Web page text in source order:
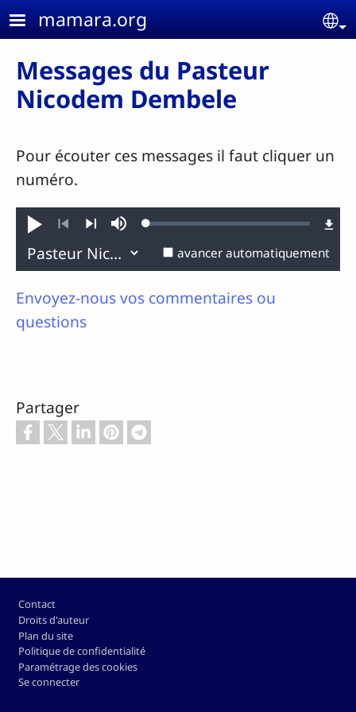
Aller au contenu principal
mamara.org
Messages du Pasteur
Nicodem Dembele
Pour écouter ces messages il faut cliquer un
numéro.
Jouer
PrécédentSuivant
SourdineLoaded:
avancer automatiquement
Envoyez-nous vos commentaires ou
questions
Partager
Pied de page
Contact
Droits d'auteur
Plan du site
Politique de confidentialité
Paramétrage des cookies
Se connecter